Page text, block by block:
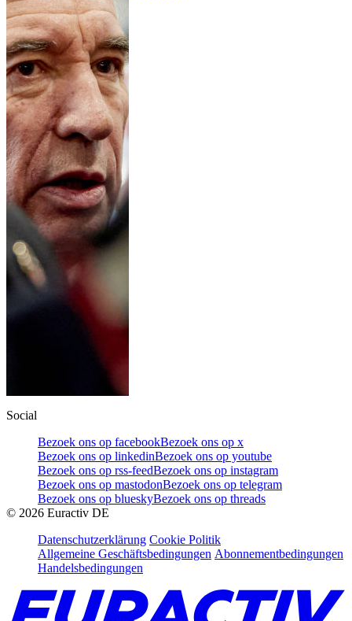
Social
Bezoek ons op facebookBezoek ons op x
Bezoek ons op linkedinBezoek ons op youtube
Bezoek ons op rss-feedBezoek ons op instagram
Bezoek ons op mastodonBezoek ons op telegram
Bezoek ons op blueskyBezoek ons op threads
© 2026 Euractiv DE
Datenschutzerklärung Cookie Politik
Allgemeine Geschäftsbedingungen Abonnementbedingungen
Handelsbedingungen